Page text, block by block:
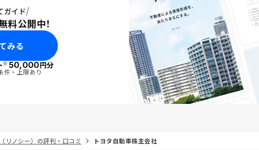
ガイド
料公開中！
みる
※50,000円分
件・上限あり
リノシー）の評判・口コミ トヨタ自動車株主会社